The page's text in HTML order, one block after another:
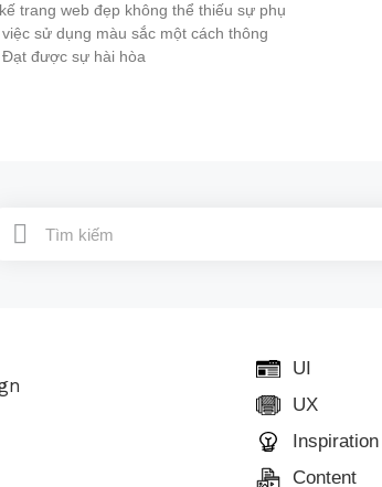
trang web đẹp không thể thiếu sự phụ
sử dụng màu sắc một cách thông
Đạt được sự hài hòa
UI
UX
Inspiration
Content